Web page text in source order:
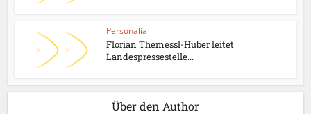
Personalia
Florian Themessl-Huber leitet
Landespressestelle...
Über den Author